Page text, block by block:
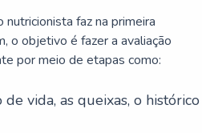
faz na primeira
o objetivo é fazer a avaliação
por meio de etapas como:
vida, as queixas, o histórico